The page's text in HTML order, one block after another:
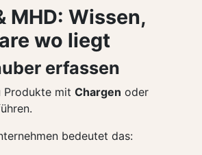
MHD: Wissen,
wo liegt
erfassen
Produkte mit Chargen oder
bedeutet das: